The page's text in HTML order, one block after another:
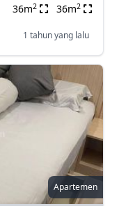
36m2 36m2
1 tahun yang lalu
Apartemen